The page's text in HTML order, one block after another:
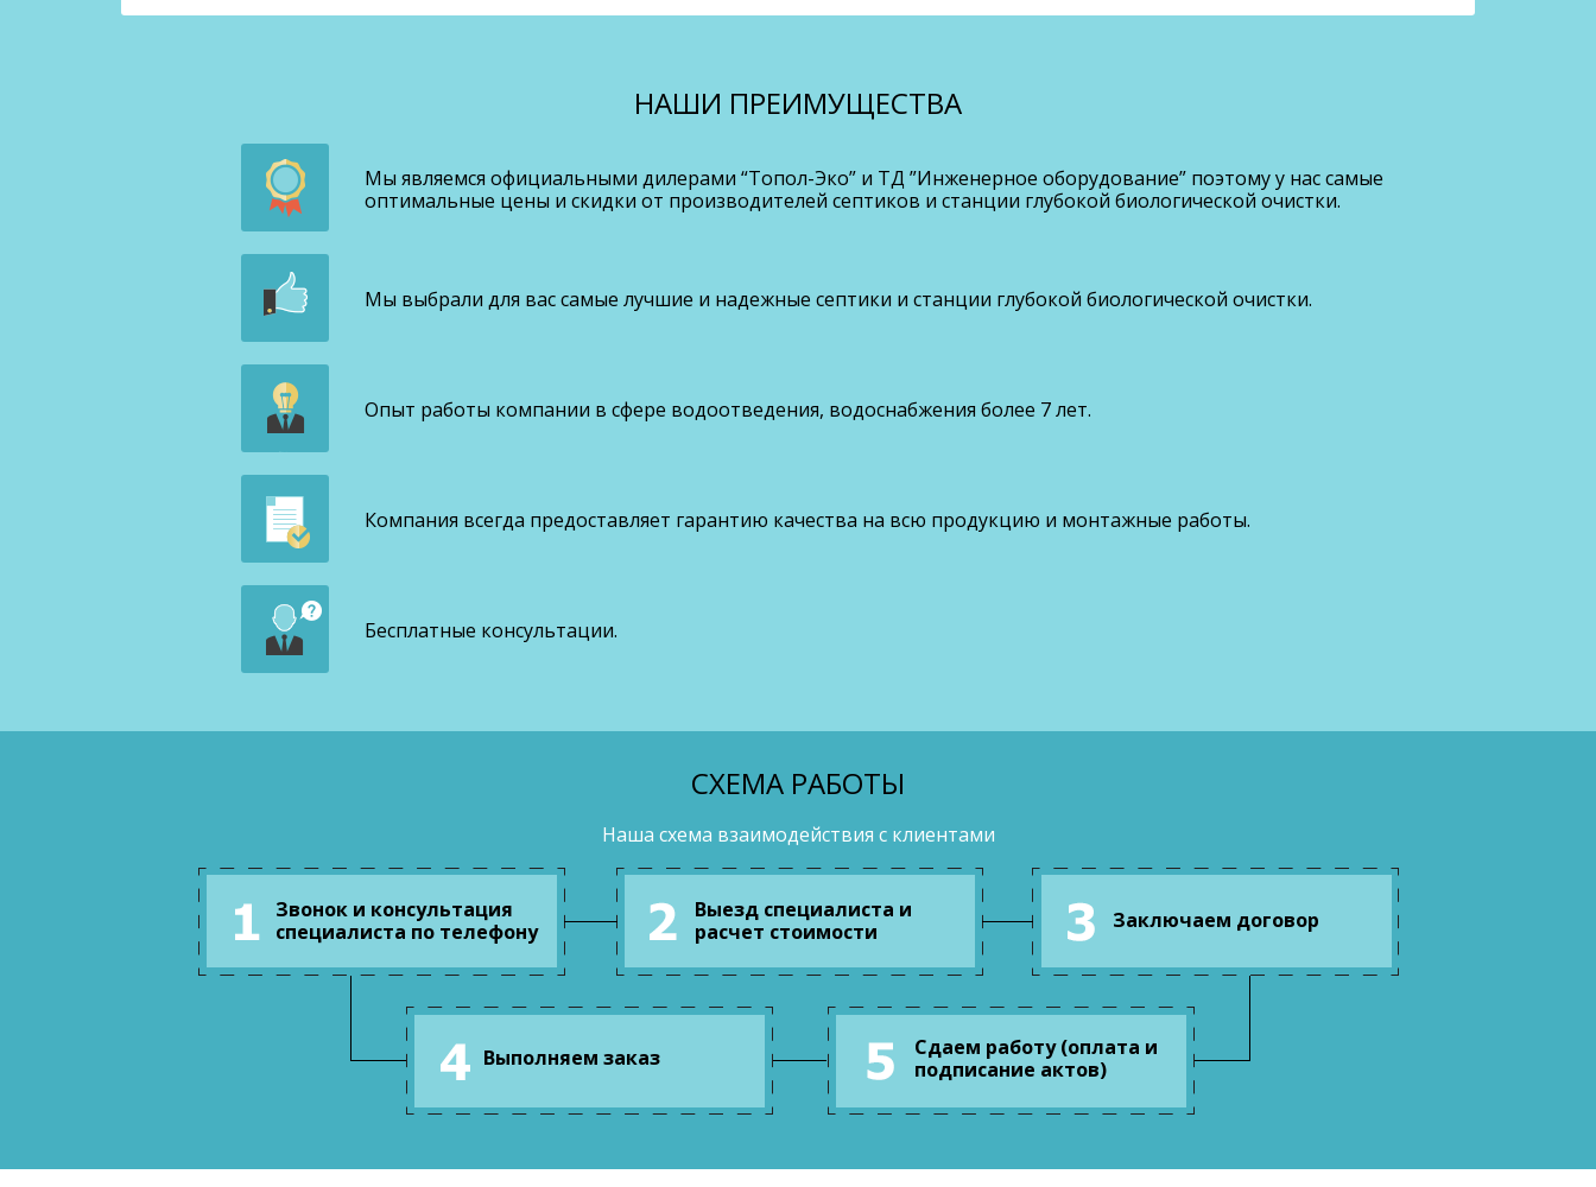
НАШИ ПРЕИМУЩЕСТВА
Мы являемся официальными дилерами “Топол-Эко” и ТД ”Инженерное оборудование” поэтому у нас самые
оптимальные цены и скидки от производителей септиков и станции глубокой биологической очистки.
Мы выбрали для вас самые лучшие и надежные септики и станции глубокой биологической очистки.
Опыт работы компании в сфере водоотведения, водоснабжения более 7 лет.
Компания всегда предоставляет гарантию качества на всю продукцию и монтажные работы.
Бесплатные консультации.
СХЕМА РАБОТЫ
Наша схема взаимодействия с клиентами
Звонок и консультация
специалиста по телефону
Выезд специалиста и
расчет стоимости
Заключаем договор
Выполняем заказ
Сдаем работу (оплата и
подписание актов)